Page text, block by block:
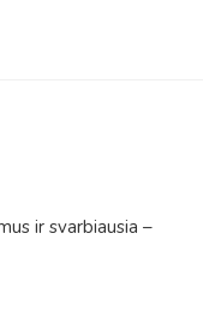
ir svarbiausia –